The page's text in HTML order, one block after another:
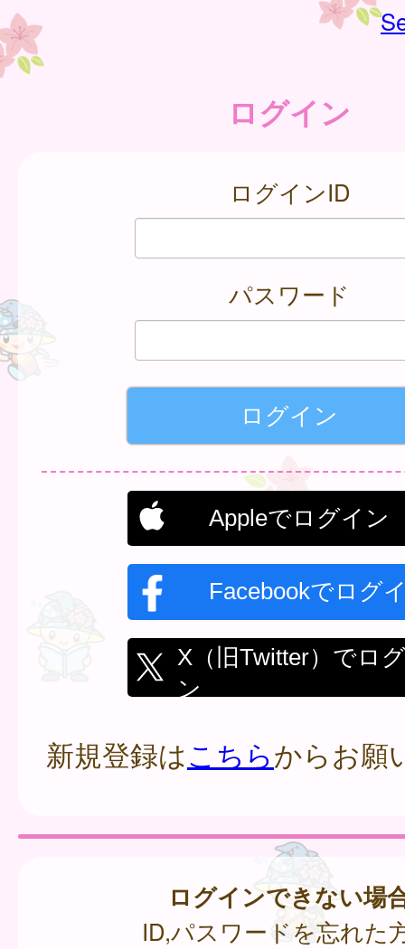
ログイン
ログインID
パスワード
Appleでログイン
Facebookでログ
X（旧Twitter）でロ
ン
新規登録はこちらからお願
ログインできない場
ID,パスワードを忘れた